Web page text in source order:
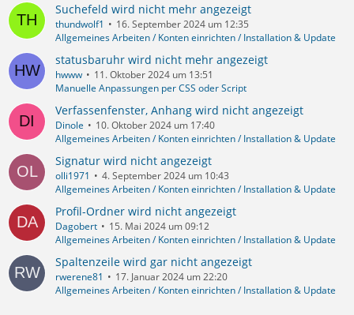
Suchefeld wird nicht mehr angezeigt
thundwolf1
16. September 2024 um 12:35
Allgemeines Arbeiten / Konten einrichten / Installation & Update
statusbaruhr wird nicht mehr angezeigt
hwww
11. Oktober 2024 um 13:51
Manuelle Anpassungen per CSS oder Script
Verfassenfenster, Anhang wird nicht angezeigt
Dinole
10. Oktober 2024 um 17:40
Allgemeines Arbeiten / Konten einrichten / Installation & Update
Signatur wird nicht angezeigt
olli1971
4. September 2024 um 10:43
Allgemeines Arbeiten / Konten einrichten / Installation & Update
Profil-Ordner wird nicht angezeigt
Dagobert
15. Mai 2024 um 09:12
Allgemeines Arbeiten / Konten einrichten / Installation & Update
Spaltenzeile wird gar nicht angezeigt
rwerene81
17. Januar 2024 um 22:20
Allgemeines Arbeiten / Konten einrichten / Installation & Update